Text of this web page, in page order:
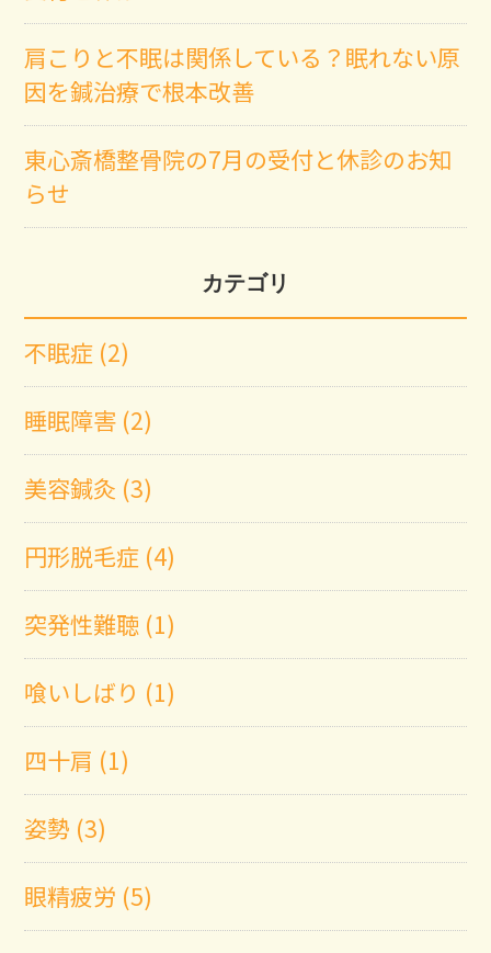
肩こりと不眠は関係している？眠れない原
因を鍼治療で根本改善
東心斎橋整骨院の7月の受付と休診のお知
らせ
カテゴリ
不眠症 (2)
睡眠障害 (2)
美容鍼灸 (3)
円形脱毛症 (4)
突発性難聴 (1)
喰いしばり (1)
四十肩 (1)
姿勢 (3)
眼精疲労 (5)